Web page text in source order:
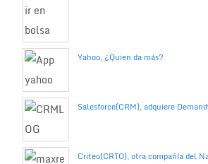
Yahoo, ¿Quien da más?
Salesforce(CRM), adquiere
Criteo(CRTO), otra compañía del